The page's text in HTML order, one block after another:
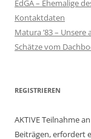
EdGA – Ehemalige
Kontaktdaten
Matura ’83 –
Schätze vom
REGISTRIEREN
AKTIVE Teilnahme
Beiträgen, erfordert